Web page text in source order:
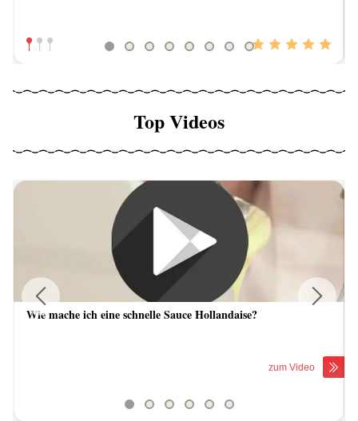
Top Videos
Wie mache ich eine schnelle Sauce Hollandaise?
zum Video
Previous